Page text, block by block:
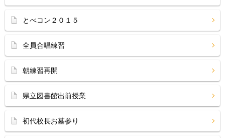
とべコン２０１５
全員合唱練習
朝練習再開
県立図書館出前授業
初代校長お墓参り